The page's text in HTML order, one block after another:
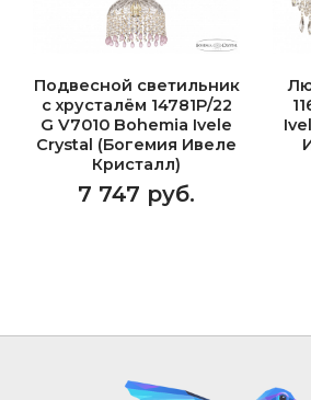
Подвесной светильник
с хрусталём 14781P/22
G V7010 Bohemia Ivele
Crystal (Богемия Ивеле
Кристалл)
7 747 руб.